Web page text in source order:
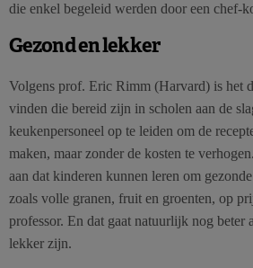
die enkel begeleid werden door een chef-
Gezond en lekker
Volgens prof. Eric Rimm (Harvard) is het
vinden die bereid zijn in scholen aan de
keukenpersoneel op te leiden om de
maken, maar zonder de kosten te
aan dat kinderen kunnen leren om
zoals volle granen, fruit en groenten, op
professor. En dat gaat natuurlijk nog beter
lekker zijn.